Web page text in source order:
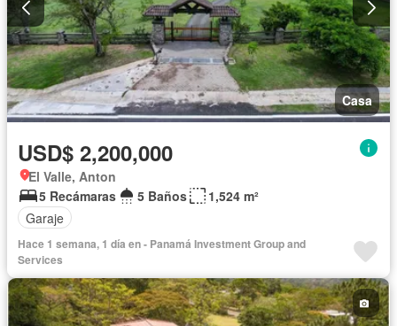
Casa
USD$ 2,200,000
El Valle, Anton
5 Recámaras
5 Baños
1,524 m²
Garaje
Hace 1 semana, 1 día en - Panamá Investment Group and
Services